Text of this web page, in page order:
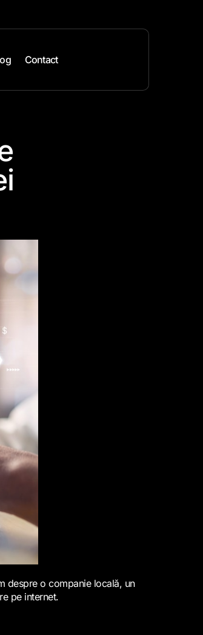
Contact
despre o companie locală, un
pe internet.